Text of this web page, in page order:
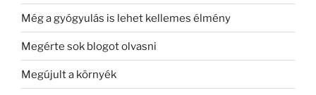
Még a gyógyulás is lehet kellemes élmény
Megérte sok blogot olvasni
Megújult a környék